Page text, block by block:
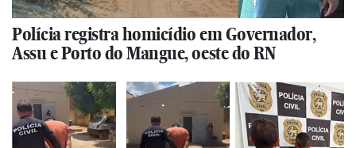
Polícia registra homicídio em Governador,
Assu e Porto do Mangue, oeste do RN